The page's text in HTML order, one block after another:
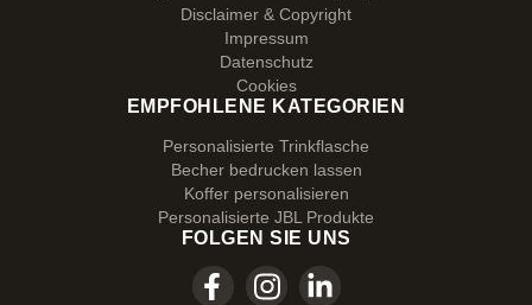
Disclaimer & Copyright
Impressum
Datenschutz
Cookies
EMPFOHLENE KATEGORIEN
Personalisierte Trinkflasche
Becher bedrucken lassen
Koffer personalisieren
Personalisierte JBL Produkte
FOLGEN SIE UNS